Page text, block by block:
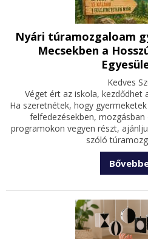
Nyári túramozgaloam
Mecsekben a
Kedves
Véget ért az iskola, kezdődhet
Ha szeretnétek, hogy
felfedezésekben,
programokon vegyen részt,
szóló